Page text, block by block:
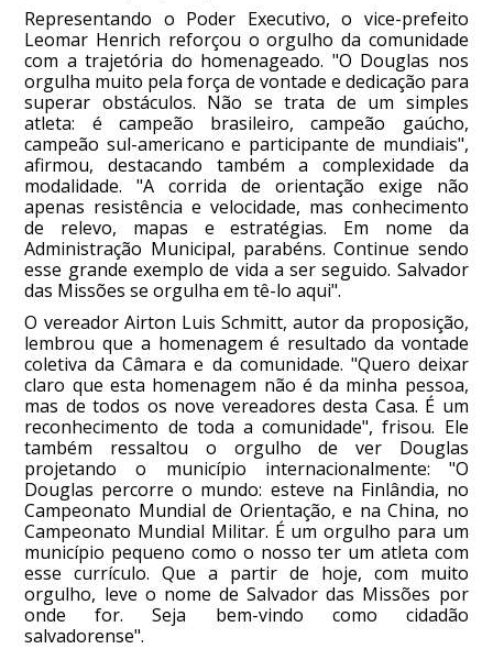
Representando o Poder Executivo, o vice-prefeito
Leomar Henrich reforçou o orgulho da comunidade
com a trajetória do homenageado. "O Douglas nos
orgulha muito pela força de vontade e dedicação para
superar obstáculos. Não se trata de um simples
atleta: é campeão brasileiro, campeão gaúcho,
campeão sul-americano e participante de mundiais",
afirmou, destacando também a complexidade da
modalidade. "A corrida de orientação exige não
apenas resistência e velocidade, mas conhecimento
de relevo, mapas e estratégias. Em nome da
Administração Municipal, parabéns. Continue sendo
esse grande exemplo de vida a ser seguido. Salvador
das Missões se orgulha em tê-lo aqui".
O vereador Airton Luis Schmitt, autor da proposição,
lembrou que a homenagem é resultado da vontade
coletiva da Câmara e da comunidade. "Quero deixar
claro que esta homenagem não é da minha pessoa,
mas de todos os nove vereadores desta Casa. É um
reconhecimento de toda a comunidade", frisou. Ele
também ressaltou o orgulho de ver Douglas
projetando o município internacionalmente: "O
Douglas percorre o mundo: esteve na Finlândia, no
Campeonato Mundial de Orientação, e na China, no
Campeonato Mundial Militar. É um orgulho para um
município pequeno como o nosso ter um atleta com
esse currículo. Que a partir de hoje, com muito
orgulho, leve o nome de Salvador das Missões por
onde for. Seja bem-vindo como cidadão
salvadorense".